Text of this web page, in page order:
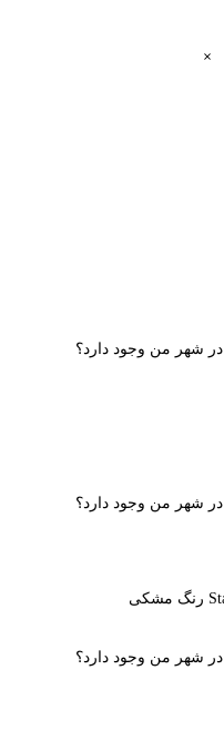
در شهر من وجود دارد؟
در شهر من وجود دارد؟
در شهر من وجود دارد؟